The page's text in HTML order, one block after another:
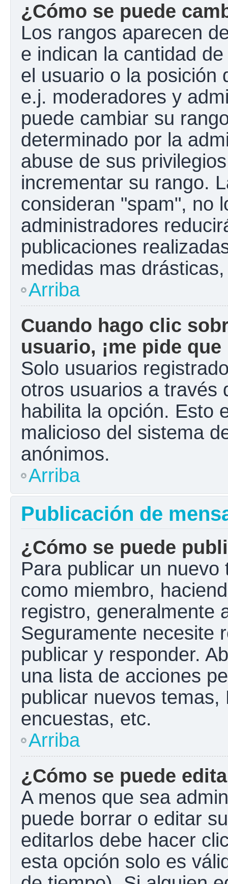
¿Cómo se puede
Los rangos aparecen
e indican la cantidad
el usuario o la posición
e.j. moderadores y
puede cambiar su
determinado por la
abuse de sus
incrementar su rango.
consideran "spam", no
administradores
publicaciones
medidas mas
Arriba
Cuando hago clic
usuario, ¡me pide
Solo usuarios
otros usuarios a través
habilita la opción. Esto
malicioso del sistema
anónimos.
Arriba
Publicación de
¿Cómo se puede
Para publicar un
como miembro,
registro, generalmente
Seguramente necesite
publicar y responder.
una lista de acciones
publicar nuevos
encuestas, etc.
Arriba
¿Cómo se puede
A menos que sea
puede borrar o editar
editarlos debe hacer
esta opción solo es